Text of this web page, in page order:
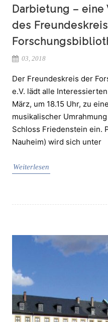
Darbietung – eine
des
03, 2018
Der Freundeskreis der
e.V. lädt alle
März, um 18.15 Uhr, zu
musikalischer
Schloss Friedenstein ein.
Nauheim) wird sich unter
Weiterlesen